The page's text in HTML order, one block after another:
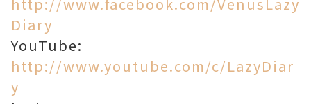
Diary
YouTube:
http://www.youtube.com/c/LazyDiar
y